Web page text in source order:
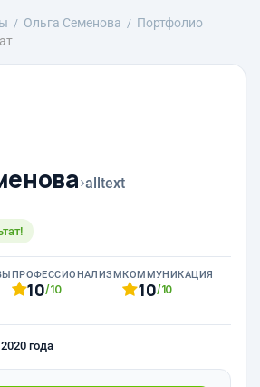
Ольга Семенова
Портфолио
›alltext
ПРОФЕССИОНАЛИЗМ
10/10
КОММУНИКАЦИЯ
10/10
2020 года